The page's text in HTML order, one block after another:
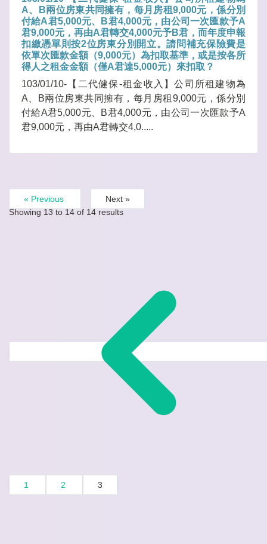
A、B兩位房東共同擁有，每月房租9,000元，係分別
付給A君5,000元、B君4,000元，由公司一次匯款予A
君9,000元，再由A君轉交4,000元予B君，而年度申報
扣繳憑單則按2位房東分別開立。請問補充保險費是
依單次匯款金額（9,000元）為扣取基準，或是按各所
得人之租金金額（僅A君達5,000元）來扣取？
103/01/10-【二代健保-租金收入】公司所租建物為
A、B兩位房東共同擁有，每月房租9,000元，係分別
付給A君5,000元、B君4,000元，由公司一次匯款予A
君9,000元，再由A君轉交4,0.....
« Previous
Next »
Showing 13 to 14 of 14 results
1 2 3